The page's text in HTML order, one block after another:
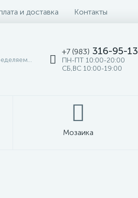
и доставка Контакты
+7 (983) 316-95-13
ПН-ПТ 10:00-20:00
СБ,ВС 10:00-19:00
Мозаика